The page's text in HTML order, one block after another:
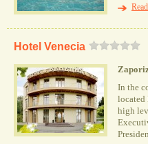
Hotel Venecia
In the
located
high